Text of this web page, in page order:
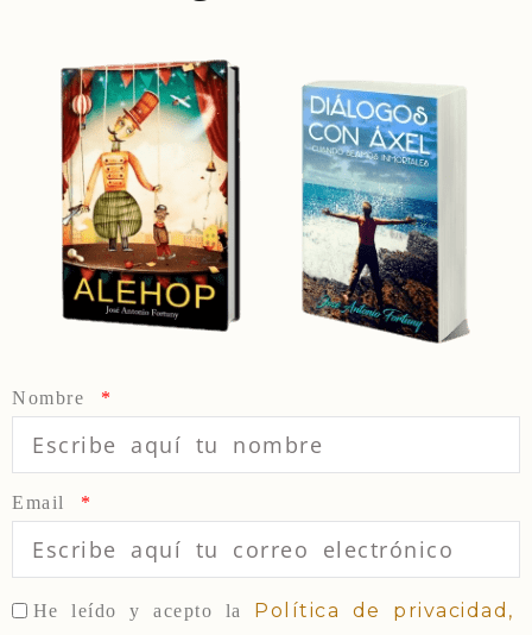
Nombre
Email
He leído y acepto la Política de privacidad,